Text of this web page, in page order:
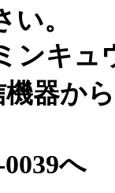
。
ンキュ
器か
へ